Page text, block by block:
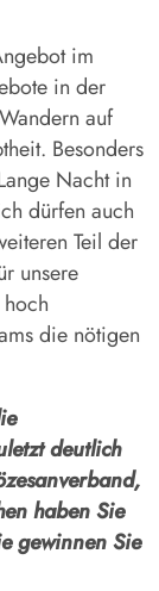
im
in der
auf
Besonders
Nacht in
dürfen auch
Teil der
unsere
die nötigen
deutlich
haben Sie
gewinnen Sie